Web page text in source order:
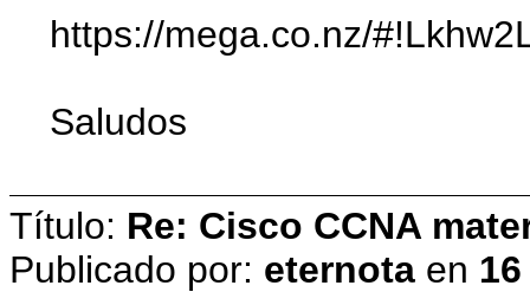
https://mega.co.nz/
Saludos
Título: Re: Cisco CCNA
Publicado por: eternota en